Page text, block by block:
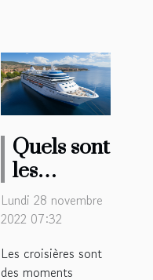
Quels sont
les
avantages
des
croisières
?
Lundi 28 novembre
2022 07:32
Les croisières sont
des moments